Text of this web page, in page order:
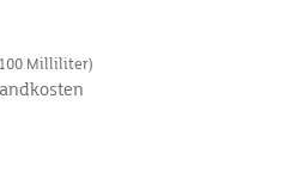
Milliliter)